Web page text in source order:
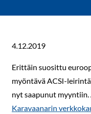
4.12.2019
Erittäin suosittu
myöntävä ACSI-
nyt saapunut
Karavaanarin